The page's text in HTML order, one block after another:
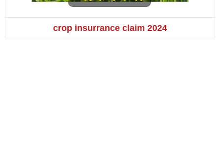
crop insurrance claim 2024